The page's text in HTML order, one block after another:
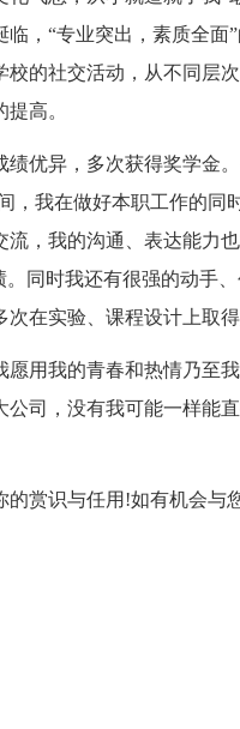
临，“专业突出，素质全
校的社交活动，从不同层
高。
异，多次获得奖学金。
，我在做好本职工作的同
流，我的沟通、表达能力
。同时我还有很强的动手
在实验、课程设计上取得
我的青春和热情乃至我
公司，没有我可能一样能
识与任用!如有机会与